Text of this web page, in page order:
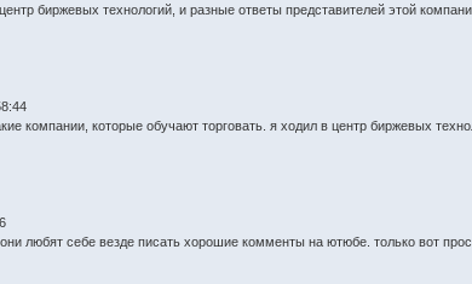
биржевых технологий, и разные ответы представителей этой
компании, которые обучают торговать. я ходил в центр биржевых
любят себе везде писать хорошие комменты на ютюбе. только вот